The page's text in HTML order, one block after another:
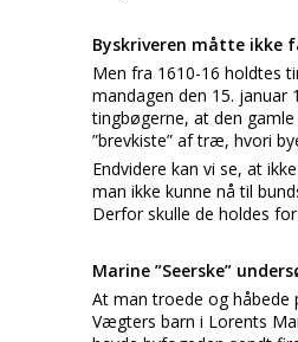
Byskriveren måtte ikke
Men fra 1610-16 holdtes
mandagen den 15. januar
tingbøgerne, at den
”brevkiste” af træ, hvori
Endvidere kan vi se, at
man ikke kunne nå til
Derfor skulle de holdes
Marine ”Seerske”
At man troede og håbede
Vægters barn i Lorents